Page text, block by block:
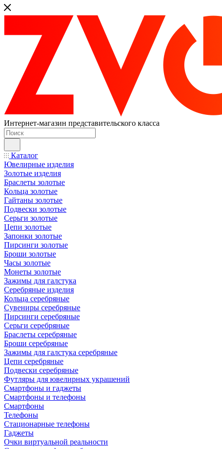
Интернет-магазин представительского класса
Каталог
Ювелирные изделия
Золотые изделия
Браслеты золотые
Кольца золотые
Гайтаны золотые
Подвески золотые
Серьги золотые
Цепи золотые
Запонки золотые
Пирсинги золотые
Броши золотые
Часы золотые
Монеты золотые
Зажимы для галстука
Серебряные изделия
Кольца серебряные
Сувениры серебряные
Пирсинги серебряные
Серьги серебряные
Браслеты серебряные
Броши серебряные
Зажимы для галстука серебряные
Цепи серебряные
Подвески серебряные
Футляры для ювелирных украшений
Смартфоны и гаджеты
Смартфоны и телефоны
Смартфоны
Телефоны
Стационарные телефоны
Гаджеты
Очки виртуальной реальности